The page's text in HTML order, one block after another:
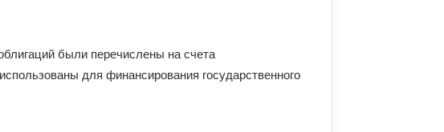
были перечислены на счета
для финансирования государственного